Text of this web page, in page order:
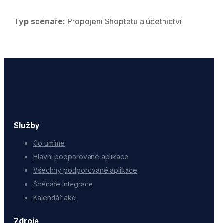
Typ scénáře: Propojení Shoptetu a účetnictví
Služby
Co umíme
Hlavní podporované aplikace
Všechny podporované aplikace
Scénáře integrace
Kalendář akcí
Zdroje